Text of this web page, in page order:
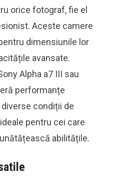
orice fotograf, fie el
Aceste camere
dimensiunile lor
avansate.
Alpha a7 III sau
performanțe
condiții de
pentru cei care
abilitățile.